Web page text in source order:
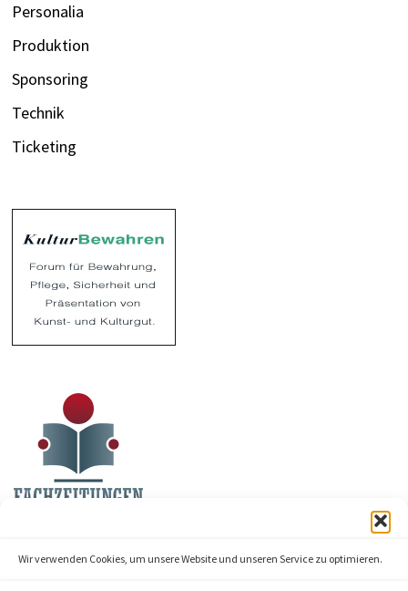
Wir verwenden Cookies, um unsere Website und unseren Service zu optimieren.
Personalia
Produktion
Sponsoring
Technik
Ticketing